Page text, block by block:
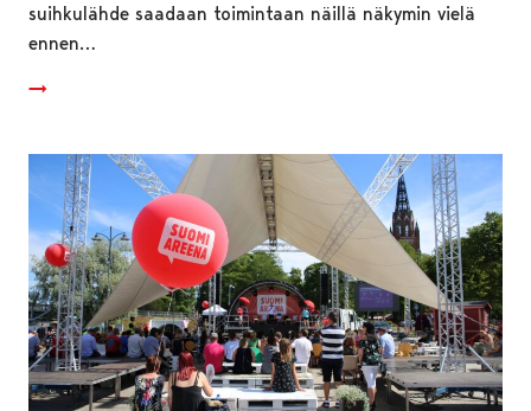
suihkulähde saadaan toimintaan näillä näkymin vielä
ennen…